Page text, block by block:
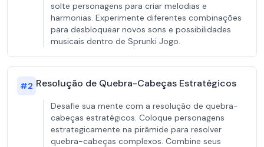
solte personagens para criar melodias e
harmonias. Experimente diferentes combinações
para desbloquear novos sons e possibilidades
musicais dentro de Sprunki Jogo.
#2 Resolução de Quebra-Cabeças Estratégicos
Desafie sua mente com a resolução de quebra-
cabeças estratégicos. Coloque personagens
estrategicamente na pirâmide para resolver
quebra-cabeças complexos. Combine seus